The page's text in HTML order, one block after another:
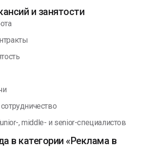
и занятости
, middle- и senior-специалистов
в категории «Реклама в